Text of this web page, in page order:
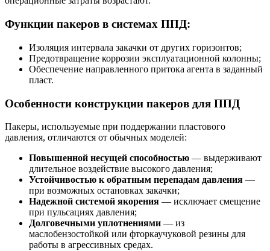
Функции пакеров в системах ППД:
Изоляция интервала закачки от других горизонтов;
Предотвращение коррозии эксплуатационной колонны;
Обеспечение направленного притока агента в заданный
пласт.
Особенности конструкции пакеров для ППД
Пакеры, используемые при поддержании пластового
давления, отличаются от обычных моделей:
Повышенной несущей способностью — выдерживают
длительное воздействие высокого давления;
Устойчивостью к обратным перепадам давления —
при возможных остановках закачки;
Надежной системой якорения — исключает смещение
при пульсациях давления;
Долговечными уплотнениями — из
маслобензостойкой или фторкаучуковой резины для
работы в агрессивных средах.